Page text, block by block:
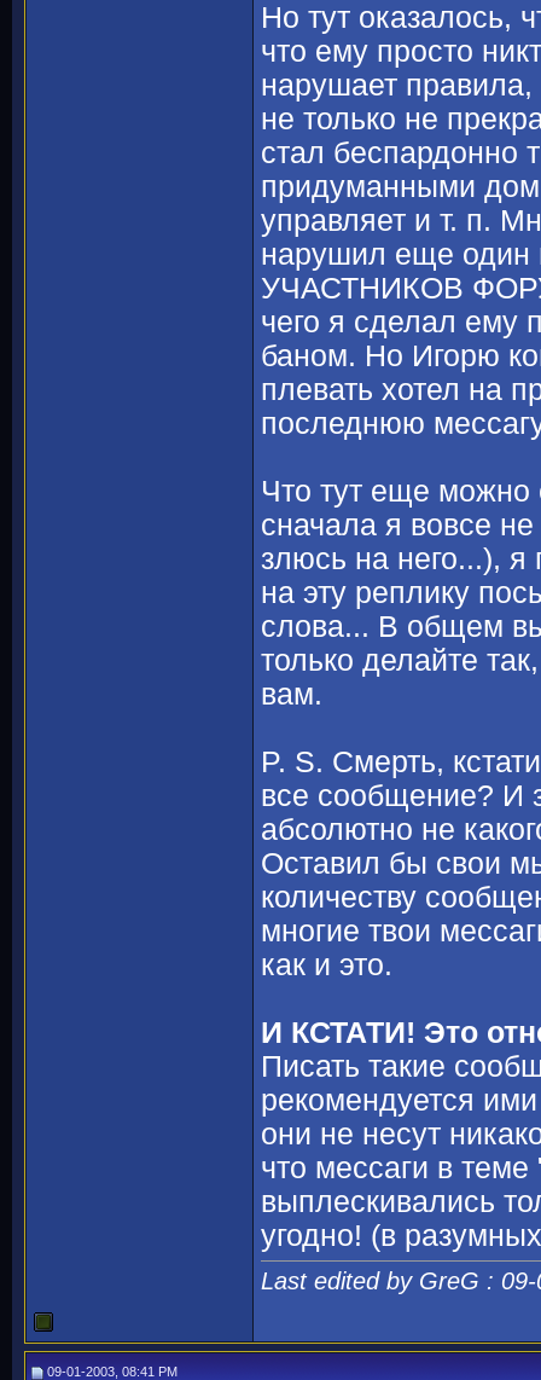
Но тут оказалось,
что ему просто
нарушает
не только не
стал беспардонно
придуманными
управляет и т. п.
нарушил еще
УЧАСТНИКОВ
чего я сделал ему
баном. Но Игорю
плевать хотел на
последнюю
Что тут еще можно
сначала я вовсе
злюсь на него...), я
на эту реплику
слова... В общем
только делайте
вам.
P. S. Смерть,
все сообщение? И
абсолютно не
Оставил бы свои
количеству
многие твои
как и это.
И КСТАТИ! Это
Писать такие
рекомендуется
они не несут
что мессаги в
выплескивались
угодно! (в
Last edited by GreG :
09-01-2003, 08:41 PM